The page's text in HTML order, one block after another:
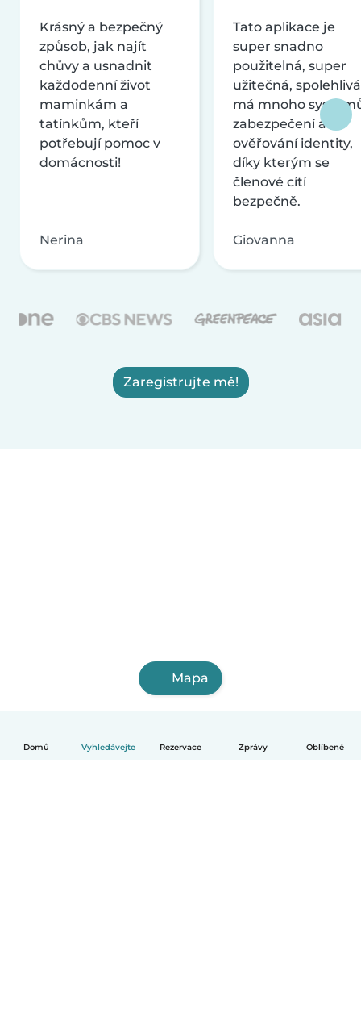
Domů Vyhledávejte Rezervace Zprávy Oblíbené
Krásný a bezpečný
způsob, jak najít
chůvy a usnadnit
každodenní život
maminkám a
tatínkům, kteří
potřebují pomoc v
domácnosti!
Nerina
Tato aplikace je
super snadno
použitelná, super
užitečná,
má mnoho
zabezpečení a
ověřování identity,
díky kterým se
členové cítí
bezpečně.
Giovanna
Zaregistrujte mě!
Mapa